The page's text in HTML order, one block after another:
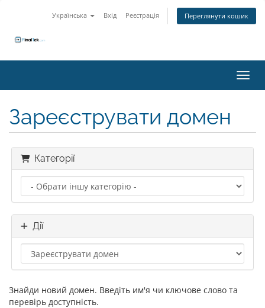
Українська Вхід Реєстрація Переглянути кошик
Зареєструвати домен
Категорії
Дії
Знайди новий домен. Введіть им'я чи ключове слово та
перевірь доступність.